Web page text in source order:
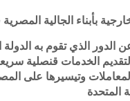
بأبناء الجالية
الذي تقوم به
لتقديم الخدمات قنصلية
وتيسيرها على
المتحدة